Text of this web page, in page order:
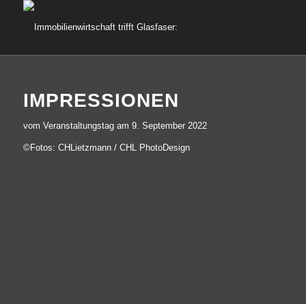
IMPRESSIONEN
vom Veranstaltungstag am 9. September 2022
©Fotos: CHLietzmann / CHL PhotoDesign